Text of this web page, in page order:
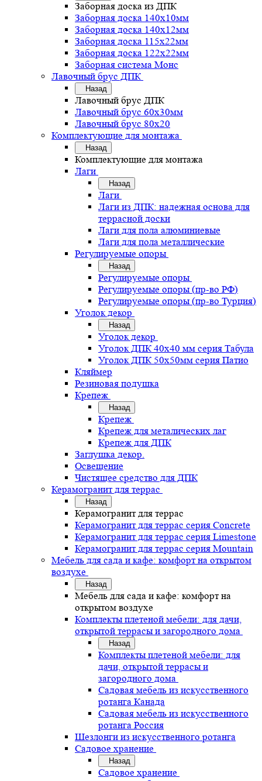
Заборная доска из ДПК
Заборная доска 140х10мм
Заборная доска 140х12мм
Заборная доска 115х22мм
Заборная доска 122х22мм
Заборная система Монс
Лавочный брус ДПК
Назад
Лавочный брус ДПК
Лавочный брус 60х30мм
Лавочный брус 80х20
Комплектующие для монтажа
Назад
Комплектующие для монтажа
Лаги
Назад
Лаги
Лаги из ДПК: надежная основа для
террасной доски
Лаги для пола алюминиевые
Лаги для пола металлические
Регулируемые опоры
Назад
Регулируемые опоры
Регулируемые опоры (пр-во РФ)
Регулируемые опоры (пр-во Турция)
Уголок декор
Назад
Уголок декор
Уголок ДПК 40х40 мм серия Табула
Уголок ДПК 50х50мм серия Патио
Кляймер
Резиновая подушка
Крепеж
Назад
Крепеж
Крепеж для металических лаг
Крепеж для ДПК
Заглушка декор.
Освещение
Чистящее средство для ДПК
Керамогранит для террас
Назад
Керамогранит для террас
Керамогранит для террас серия Concrete
Керамогранит для террас серия Limestone
Керамогранит для террас серия Mountain
Мебель для сада и кафе: комфорт на открытом
воздухе
Назад
Мебель для сада и кафе: комфорт на
открытом воздухе
Комплекты плетеной мебели: для дачи,
открытой террасы и загородного дома
Назад
Комплекты плетеной мебели: для
дачи, открытой террасы и
загородного дома
Садовая мебель из искусственного
ротанга Канада
Садовая мебель из искусственного
ротанга Россия
Шезлонги из искусственного ротанга
Садовое хранение
Назад
Садовое хранение